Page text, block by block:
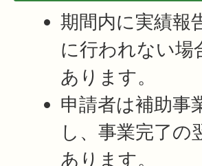
期間内に実績報
に行われない場
あります。
申請者は補助事
し、事業完了の
あります。